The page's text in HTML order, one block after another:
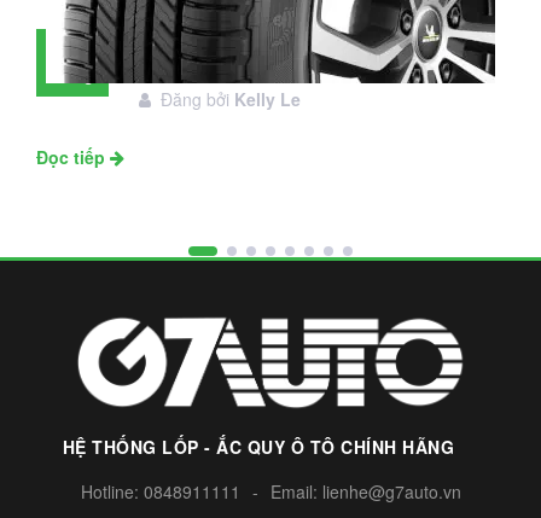
28
Tháng
Đánh giá lốp Michelin Primacy SUV:
Đáng đầu tư không?
Đăng bởi Kelly Le
Đọc tiếp
HỆ THỐNG LỐP - ẮC QUY Ô TÔ CHÍNH HÃNG
Hotline: 0848911111 - Email: lienhe@g7auto.vn